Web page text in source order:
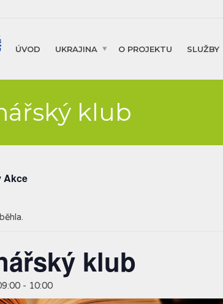
ÚVOD UKRAJINA O PROJEKTU SLUŽBY
klub
Akce
klub
- 10:00